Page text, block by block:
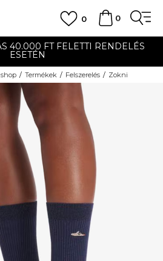
0
0
40.000 FT FELETTI RENDELÉS
ESETÉN
Termékek Felszerelés Zokni